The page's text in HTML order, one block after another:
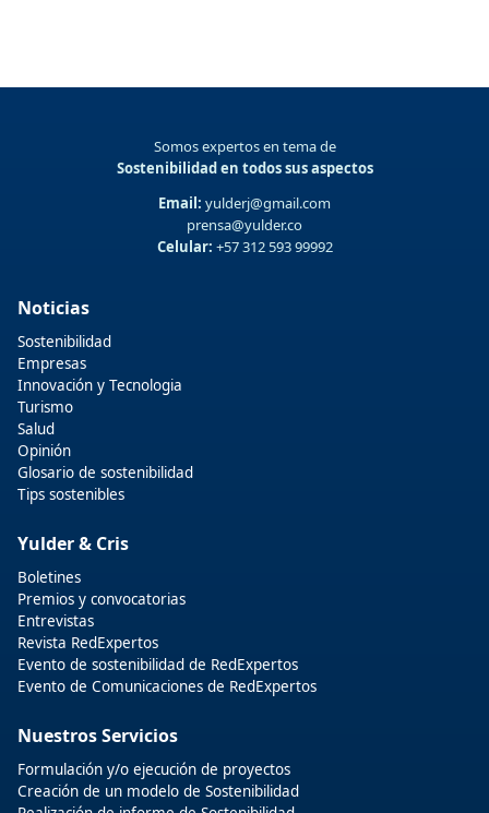
Somos expertos en tema de
Sostenibilidad en todos sus aspectos
Email: yulderj@gmail.com
prensa@yulder.co
Celular: +57 312 593 99992
Noticias
Sostenibilidad
Empresas
Innovación y Tecnologia
Turismo
Salud
Opinión
Glosario de sostenibilidad
Tips sostenibles
Yulder & Cris
Boletines
Premios y convocatorias
Entrevistas
Revista RedExpertos
Evento de sostenibilidad de RedExpertos
Evento de Comunicaciones de RedExpertos
Nuestros Servicios
Formulación y/o ejecución de proyectos
Creación de un modelo de Sostenibilidad